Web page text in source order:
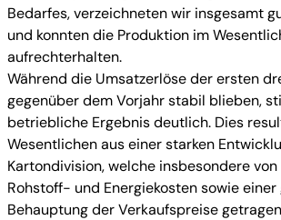
Bedarfes, verzeichneten wir insgesamt
und konnten die Produktion im
aufrechterhalten.
Während die Umsatzerlöse der ersten
gegenüber dem Vorjahr stabil blieben,
betriebliche Ergebnis deutlich. Dies
Wesentlichen aus einer starken
Kartondivision, welche insbesondere
Rohstoff- und Energiekosten sowie einer
Behauptung der Verkaufspreise